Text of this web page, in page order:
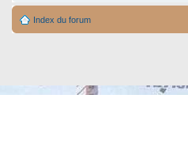
Index du forum